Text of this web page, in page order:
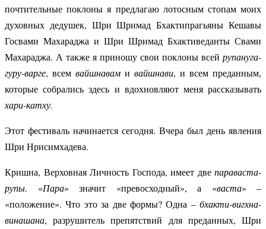
почтительные поклоны я предлагаю лотосным стопам моих
духовных дедушек, Шри Шримад Бхактипрагьяны Кешавы
Госвами Махараджа и Шри Шримад Бхактиведанты Свами
Махараджа. А также я приношу свои поклоны всей рупануга-
гуру-варге, всем вайшнавам и вайшнави, и всем преданным,
которые собрались здесь и вдохновляют меня рассказывать
хари-катху.
Этот фестиваль начинается сегодня. Вчера был день явления
Шри Нрисимхадева.
Кришна, Верховная Личность Господа, имеет две параваста-
рупы. «Пара» значит «превосходный», а «васта» –
«положение». Что это за две формы? Одна – бхакти-вигхна-
винашана, разрушитель препятствий для преданных, Шри